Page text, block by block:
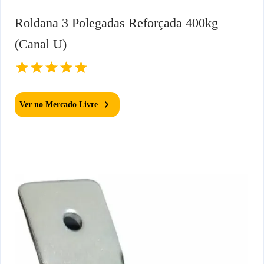
Roldana 3 Polegadas Reforçada 400kg
(Canal U)
Ver no Mercado Livre